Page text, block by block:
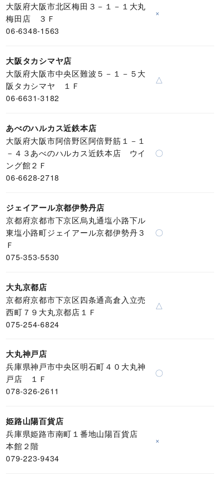
大阪府大阪市北区梅田３－１－１大丸
梅田店 ３Ｆ
06-6348-1563
×
大阪タカシマヤ店
大阪府大阪市中央区難波５－１－５大
阪タカシマヤ １Ｆ
06-6631-3182
△
あべのハルカス近鉄本店
大阪府大阪市阿倍野区阿倍野筋１－１
－４３あべのハルカス近鉄本店 ウイ
ング館２Ｆ
06-6628-2718
〇
ジェイアール京都伊勢丹店
京都府京都市下京区烏丸通塩小路下ル
東塩小路町ジェイアール京都伊勢丹３
Ｆ
075-353-5530
〇
大丸京都店
京都府京都市下京区四条通高倉入立売
西町７９大丸京都店１Ｆ
075-254-6824
△
大丸神戸店
兵庫県神戸市中央区明石町４０大丸神
戸店 １Ｆ
078-326-2611
〇
姫路山陽百貨店
兵庫県姫路市南町１番地山陽百貨店
本館２階
079-223-9434
×